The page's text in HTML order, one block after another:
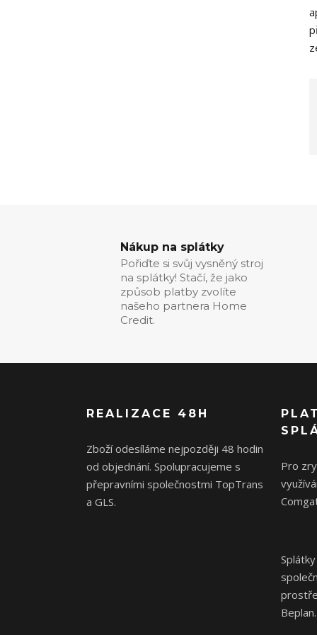
Nákup na splátky
Pořiďte si svůj vysněný stroj
na splátky! Stačí, že jako
způsob platby zvolíte
našeho partnera Home
Credit.
REALIZACE 48H
Zboží odesíláme nejpozději 48 hodin
od objednání. Spolupracujeme s
přepravními společnostmi TopTrans
a GLS.
Pro
Beplan.